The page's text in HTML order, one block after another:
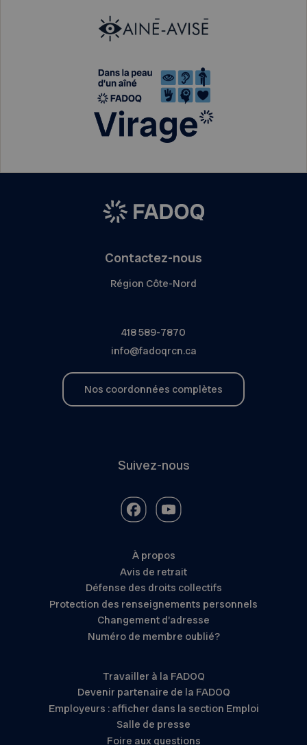
Contactez-nous
Région Côte-Nord
418 589-7870
info@fadoqrcn.ca
Nos coordonnées complètes
Suivez-nous
À propos
Avis de retrait
Défense des droits collectifs
Protection des renseignements personnels
Changement d’adresse
Numéro de membre oublié?
Travailler à la FADOQ
Devenir partenaire de la FADOQ
Employeurs : afficher dans la section Emploi
Salle de presse
Foire aux questions